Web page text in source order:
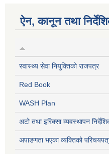
ऐन, कानून तथा
स्वास्थ्य सेवा नियुक्तिको राजपत्र
Red Book
WASH Plan
अटो तथा इरिक्सा व्यवस्थापन
अपाङगता भएका व्यक्तिको